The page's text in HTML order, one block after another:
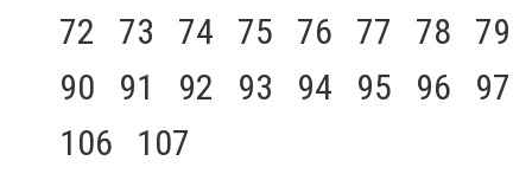
72
73 74 75 76 77 78
79
90
91 92 93 94 95 96
97
106
107